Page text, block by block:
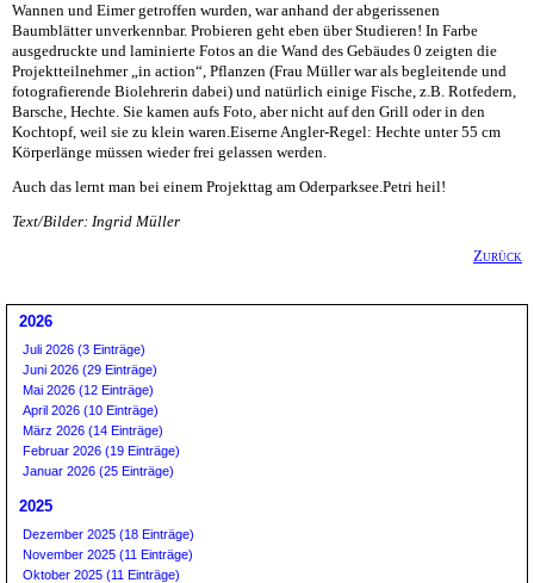
Wannen und Eimer getroffen wurden, war anhand der abgerissenen
Baumblätter unverkennbar. Probieren geht eben über Studieren! In Farbe
ausgedruckte und laminierte Fotos an die Wand des Gebäudes 0 zeigten die
Projektteilnehmer „in action“, Pflanzen (Frau Müller war als begleitende und
fotografierende Biolehrerin dabei) und natürlich einige Fische, z.B. Rotfedern,
Barsche, Hechte. Sie kamen aufs Foto, aber nicht auf den Grill oder in den
Kochtopf, weil sie zu klein waren.Eiserne Angler-Regel: Hechte unter 55 cm
Körperlänge müssen wieder frei gelassen werden.
Auch das lernt man bei einem Projekttag am Oderparksee.Petri heil!
Text/Bilder: Ingrid Müller
Zurück
2026
Juli 2026 (3 Einträge)
Juni 2026 (29 Einträge)
Mai 2026 (12 Einträge)
April 2026 (10 Einträge)
März 2026 (14 Einträge)
Februar 2026 (19 Einträge)
Januar 2026 (25 Einträge)
2025
Dezember 2025 (18 Einträge)
November 2025 (11 Einträge)
Oktober 2025 (11 Einträge)